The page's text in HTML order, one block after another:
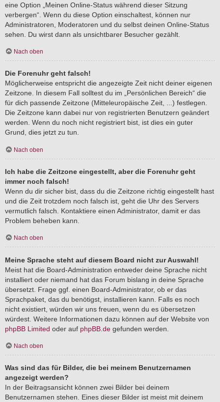
eine Option „Meinen Online-Status während dieser Sitzung
verbergen“. Wenn du diese Option einschaltest, können nur
Administratoren, Moderatoren und du selbst deinen Online-Status
sehen. Du wirst dann als unsichtbarer Besucher gezählt.
Nach oben
Die Forenuhr geht falsch!
Möglicherweise entspricht die angezeigte Zeit nicht deiner eigenen
Zeitzone. In diesem Fall solltest du im „Persönlichen Bereich“ die
für dich passende Zeitzone (Mitteleuropäische Zeit, ...) festlegen.
Die Zeitzone kann dabei nur von registrierten Benutzern geändert
werden. Wenn du noch nicht registriert bist, ist dies ein guter
Grund, dies jetzt zu tun.
Nach oben
Ich habe die Zeitzone eingestellt, aber die Forenuhr geht
immer noch falsch!
Wenn du dir sicher bist, dass du die Zeitzone richtig eingestellt hast
und die Zeit trotzdem noch falsch ist, geht die Uhr des Servers
vermutlich falsch. Kontaktiere einen Administrator, damit er das
Problem beheben kann.
Nach oben
Meine Sprache steht auf diesem Board nicht zur Auswahl!
Meist hat die Board-Administration entweder deine Sprache nicht
installiert oder niemand hat das Forum bislang in deine Sprache
übersetzt. Frage ggf. einen Board-Administrator, ob er das
Sprachpaket, das du benötigst, installieren kann. Falls es noch
nicht existiert, würden wir uns freuen, wenn du es übersetzen
würdest. Weitere Informationen dazu können auf der Website von
phpBB Limited oder auf phpBB.de gefunden werden.
Nach oben
Was sind das für Bilder, die bei meinem Benutzernamen
angezeigt werden?
In der Beitragsansicht können zwei Bilder bei deinem
Benutzernamen stehen. Eines dieser Bilder ist meist mit deinem